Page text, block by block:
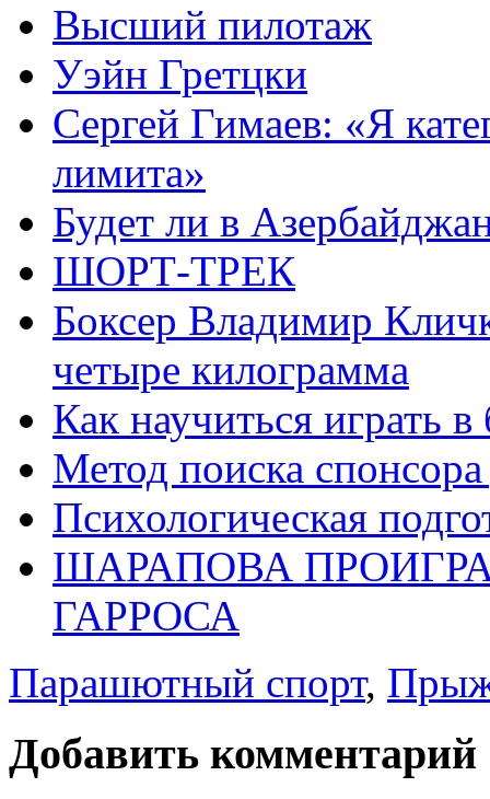
Высший пилотаж
Уэйн Гретцки
Сергей Гимаев: «Я
лимита»
Будет ли в
ШОРТ-ТРЕК
Боксер Владимир
четыре килограмма
Как научиться играть
Метод поиска
Психологическая
ШАРАПОВА
ГАРРОСА
Парашютный спорт,
Добавить комментарий